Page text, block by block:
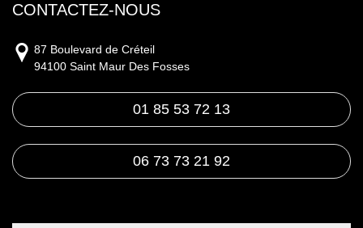
CONTACTEZ-NOUS
87 Boulevard de Créteil
94100 Saint Maur Des Fosses
01 85 53 72 13
06 73 73 21 92